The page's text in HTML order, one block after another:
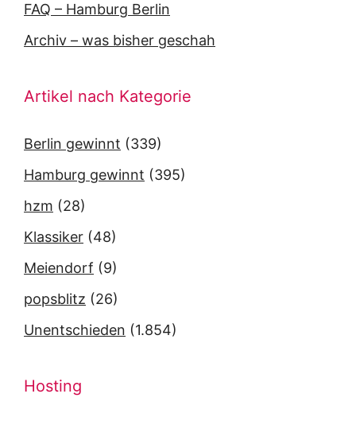
FAQ – Hamburg Berlin
Archiv – was bisher geschah
Artikel nach Kategorie
Berlin gewinnt (339)
Hamburg gewinnt (395)
hzm (28)
Klassiker (48)
Meiendorf (9)
popsblitz (26)
Unentschieden (1.854)
Hosting